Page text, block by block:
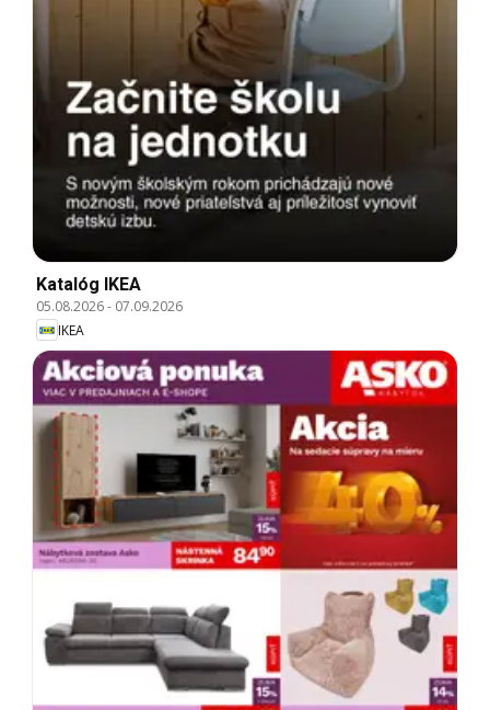
Katalóg IKEA
05.08.2026- 07.09.2026
IKEA